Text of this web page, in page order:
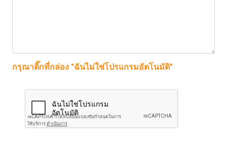
กรุณาติ๊กที่กล่อง "ฉันไม่ใช่โปรแกรมอัตโนมัติ"